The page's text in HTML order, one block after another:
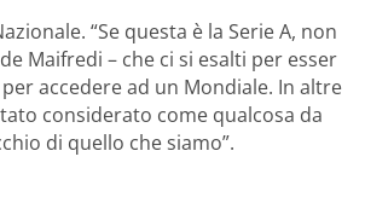
“Se questa è la Serie A, non
Maifredi – che ci si esalti per esser
accedere ad un Mondiale. In altre
considerato come qualcosa da
di quello che siamo”.